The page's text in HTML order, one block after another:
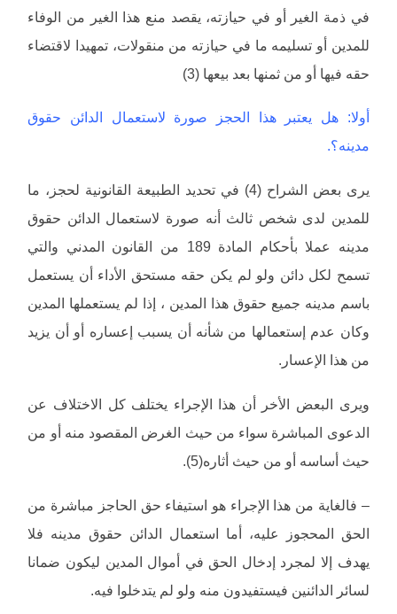
في ذمة الغير أو في حيازته، يقصد منع هذا الغير من الوفاء
للمدين أو تسليمه ما في حيازته من منقولات، تمهيدا لاقتضاء
حقه فيها أو من ثمنها بعد بيعها (3)
أولا: هل يعتبر هذا الحجز صورة لاستعمال الدائن حقوق
مدينه؟.
يرى بعض الشراح (4) في تحديد الطبيعة القانونية لحجز، ما
للمدين لدى شخص ثالث أنه صورة لاستعمال الدائن حقوق
مدينه عملا بأحكام المادة 189 من القانون المدني والتي
تسمح لكل دائن ولو لم يكن حقه مستحق الأداء أن يستعمل
باسم مدينه جميع حقوق هذا المدين ، إذا لم يستعملها المدين
وكان عدم إستعمالها من شأنه أن يسبب إعساره أو أن يزيد
من هذا الإعسار.
ويرى البعض الأخر أن هذا الإجراء يختلف كل الاختلاف عن
الدعوى المباشرة سواء من حيث الغرض المقصود منه أو من
حيث أساسه أو من حيث أثاره(5).
– فالغاية من هذا الإجراء هو استيفاء حق الحاجز مباشرة من
الحق المحجوز عليه، أما استعمال الدائن حقوق مدينه فلا
يهدف إلا لمجرد إدخال الحق في أموال المدين ليكون ضمانا
لسائر الدائنين فيستفيدون منه ولو لم يتدخلوا فيه.